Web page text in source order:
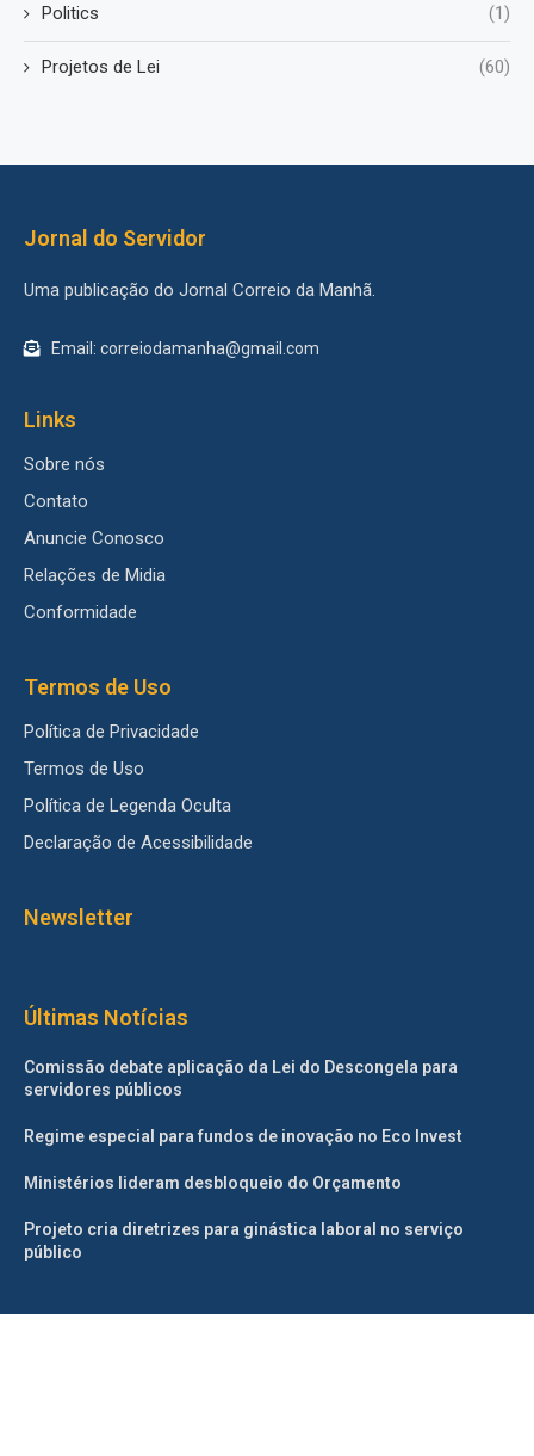
Politics (1)
Projetos de Lei (60)
Jornal do Servidor
Uma publicação do Jornal Correio da Manhã.
Email: correiodamanha@gmail.com
Links
Sobre nós
Contato
Anuncie Conosco
Relações de Midia
Conformidade
Termos de Uso
Política de Privacidade
Termos de Uso
Política de Legenda Oculta
Declaração de Acessibilidade
Newsletter
Últimas Notícias
Comissão debate aplicação da Lei do Descongela para
servidores públicos
Regime especial para fundos de inovação no Eco Invest
Ministérios lideram desbloqueio do Orçamento
Projeto cria diretrizes para ginástica laboral no serviço
público